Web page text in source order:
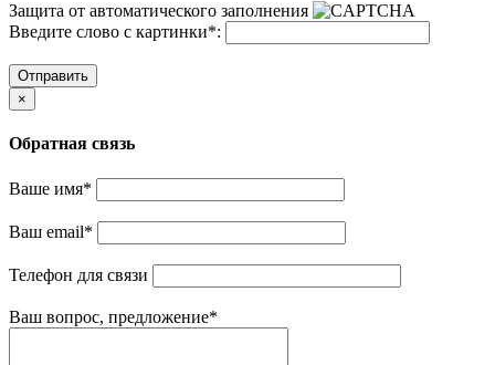
Защита от автоматического заполнения
Введите слово с картинки*:
Отправить
×
Обратная связь
Ваше имя*
Ваш email*
Телефон для связи
Ваш вопрос, предложение*